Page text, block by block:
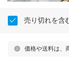
売り切れを含
価格や送料は、